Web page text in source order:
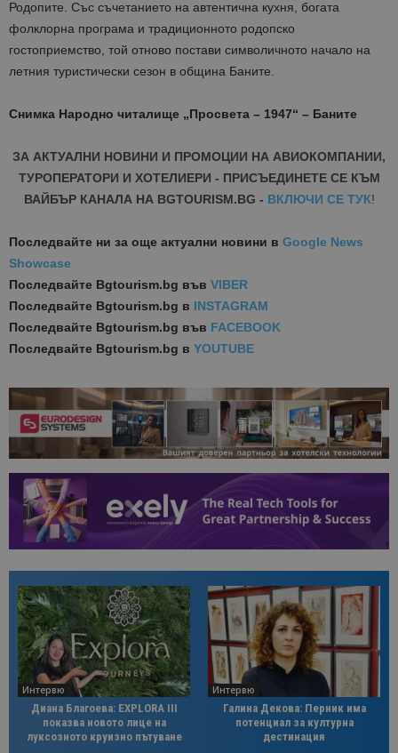
Родопите. Със съчетанието на автентична кухня, богата
фолклорна програма и традиционното родопско
гостоприемство, той отново постави символичното начало на
летния туристически сезон в община Баните.
Снимка Народно читалище „Просвета – 1947“ – Баните
ЗА АКТУАЛНИ НОВИНИ И ПРОМОЦИИ НА АВИОКОМПАНИИ,
ТУРОПЕРАТОРИ И ХОТЕЛИЕРИ - ПРИСЪЕДИНЕТЕ СЕ КЪМ
ВАЙБЪР КАНАЛА НА BGTOURISM.BG - ВКЛЮЧИ СЕ ТУК!
Последвайте ни за още актуални новини в Google News
Showcase
Последвайте Bgtourism.bg във VIBER
Последвайте Bgtourism.bg в INSTAGRAM
Последвайте Bgtourism.bg във FACEBOOK
Последвайте Bgtourism.bg в YOUTUBE
Интервю
Диана Благоева: EXPLORA III
показва новото лице на
луксозното круизно пътуване
Интервю
Галина Декова: Перник има
потенциал за културна
дестинация